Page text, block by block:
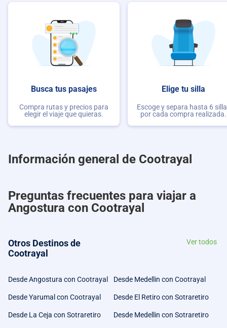
Busca tus pasajes
Compra rutas y precios para
elegir el viaje que quieras.
Elige tu silla
Escoge y separa hasta 6
por cada compra realizada.
Información general de Cootrayal
Preguntas frecuentes para viajar a
Angostura con Cootrayal
Otros Destinos de
Cootrayal
Ver todos
Desde Angostura con Cootrayal Desde Medellin con Cootrayal
Desde Yarumal con Cootrayal Desde El Retiro con Sotraretiro
Desde La Ceja con Sotraretiro Desde Medellin con Sotraretiro